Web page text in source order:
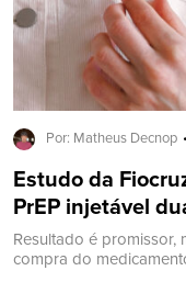
Por: Matheus Decnop
Estudo da
PrEP injetável
Resultado é promissor,
compra do